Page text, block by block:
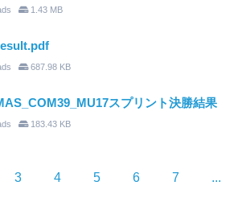
1.43 MB
687.98 KB
スプリント決勝結果
183.43 KB
3 4 5 6 7 ...